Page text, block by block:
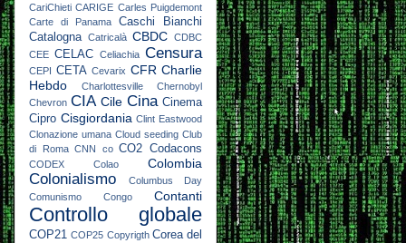
CariChieti CARIGE Carles Puigdemont
Carte di Panama
Caschi Bianchi
Catalogna Catricalà CBDC CDBC
CEE CELAC Celiachia Censura
CEPI CETA Cevarix CFR Charlie
Hebdo
Charlottesville
Chernobyl
Chevron CIA Cile Cina Cinema
Cipro Cisgiordania Clint Eastwood
Clonazione umana Cloud seeding Club
di Roma CNN co CO2 Codacons
CODEX Colao Colombia
Colonialismo
Columbus Day
Comunismo
Congo Contanti
Controllo globale
COP21 COP25 Copyrigth Corea del